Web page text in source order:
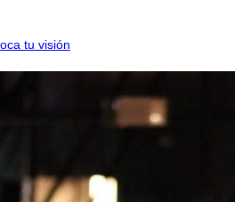
tu visión